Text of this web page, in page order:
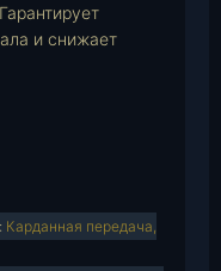
и снижает
Карданная передача,